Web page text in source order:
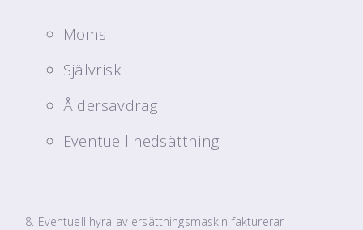
Moms
Självrisk
Åldersavdrag
Eventuell nedsättning
Eventuell hyra av ersättningsmaskin fakturerar